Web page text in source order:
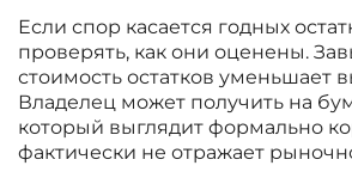
Если спор касается годных
проверять, как они оценены.
стоимость остатков уменьшает
Владелец может получить на
который выглядит формально
фактически не отражает